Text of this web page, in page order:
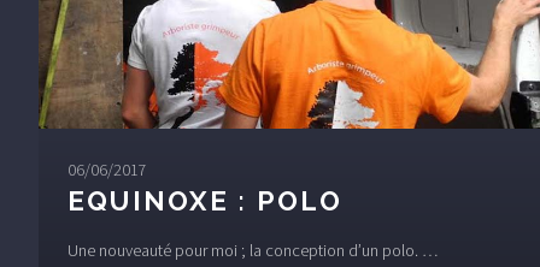
06/06/2017
EQUINOXE : POLO
Une nouveauté pour moi ; la conception d’un polo. …